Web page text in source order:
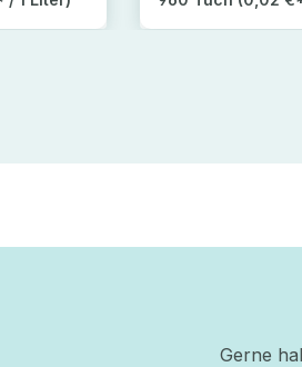
Gerne